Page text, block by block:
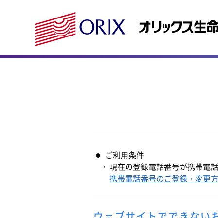
ご利用条件
現在の登録電話番号が携帯電
携帯電話番号のご登録・変更